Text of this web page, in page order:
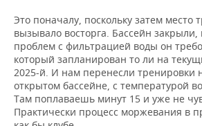
Это поначалу, поскольку затем место
вызывало восторга. Бассейн закрыли,
проблем с фильтрацией воды он
который запланирован то ли на
2025-й. И нам перенесли тренировки
открытом бассейне, с температурой
Там поплаваешь минут 15 и уже не
Практически процесс моржевания в